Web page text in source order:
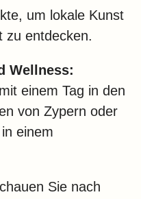
um lokale Kunst
zu entdecken.
Wellness:
einem Tag in den
von Zypern oder
einem
Sie nach